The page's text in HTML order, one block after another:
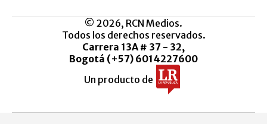
© 2026, RCN Medios.
Todos los derechos reservados.
Carrera 13A # 37 - 32,
Bogotá (+57) 6014227600
Un producto de